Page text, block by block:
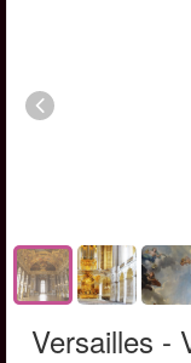
Versailles -